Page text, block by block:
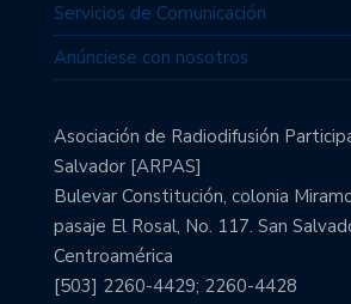
Servicios de Comunicación
Anúnciese con nosotros
Asociación de Radiodifusión
Salvador [ARPAS]
Bulevar Constitución, colonia
pasaje El Rosal, No. 117. San
Centroamérica
[503] 2260-4429; 2260-4428